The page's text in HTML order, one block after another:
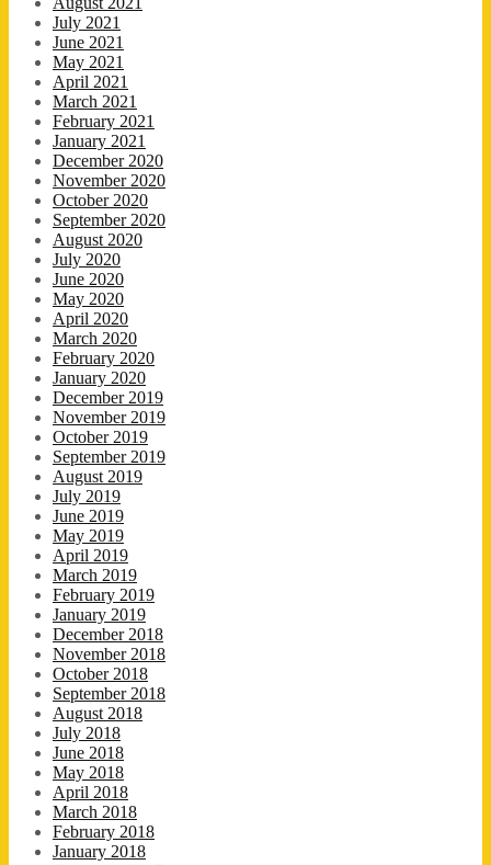
July 2021
June 2021
May 2021
April 2021
March 2021
February 2021
January 2021
December 2020
November 2020
October 2020
September 2020
August 2020
July 2020
June 2020
May 2020
April 2020
March 2020
February 2020
January 2020
December 2019
November 2019
October 2019
September 2019
August 2019
July 2019
June 2019
May 2019
April 2019
March 2019
February 2019
January 2019
December 2018
November 2018
October 2018
September 2018
August 2018
July 2018
June 2018
May 2018
April 2018
March 2018
February 2018
January 2018